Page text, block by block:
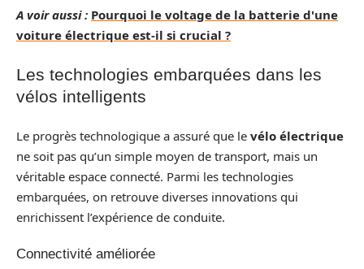
A voir aussi : Pourquoi le voltage de la batterie d'une
voiture électrique est-il si crucial ?
Les technologies embarquées dans les
vélos intelligents
Le progrès technologique a assuré que le vélo électrique
ne soit pas qu’un simple moyen de transport, mais un
véritable espace connecté. Parmi les technologies
embarquées, on retrouve diverses innovations qui
enrichissent l’expérience de conduite.
Connectivité améliorée